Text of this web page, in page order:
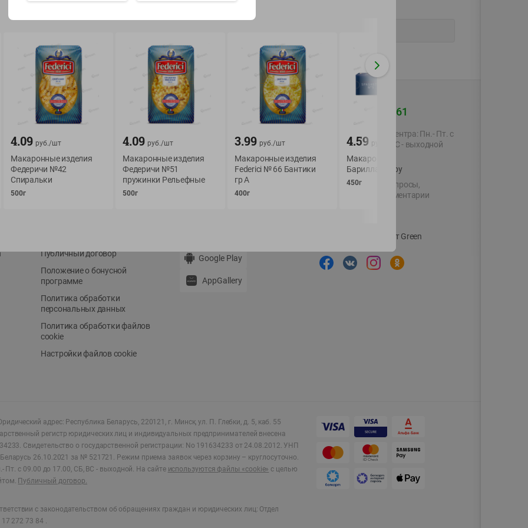
О сервисе
Возврат товара
Оформление заказа
Публичный договор
Положение о бонусной
программе
Политика обработки
персональных данных
Политика обработки файлов
cookie
Настройки файлов cookie
Мой Green
Обратная связь
Google Play
AppGallery
+375 44 560-60-61
Время работы Call-центра: Пн.- Пт. с
09.00 до 17.00, СБ, ВС - выходной
shop@green-market.by
Пишите нам свои вопросы,
предложения и комментарии
Корпоративный сайт Green
адрес: Республика Беларусь, 220121, г. Минск, ул. П. Глебки, д. 5, каб. 55
регистр юридических лиц и индивидуальных предпринимателей внесена
Свидетельство о государственной регистрации: No 191634233 от 24.08.2012. УНП
26.10.2021 за № 521721. Режим приема заявок через корзину – круглосуточно.
Пт. с 09.00 до 17.00, СБ, ВС - выходной. На сайте используются файлы «cookie» с целью
Публичный договор.
с законодательством об обращениях граждан и юридических лиц: Отдел
272 73 84 .
4.09 руб./шт
Макаронные изделия
Федеричи №42
Спиральки
500г
4.09 руб./шт
Макаронные изделия
Федеричи №51
пружинки Рельефные
500г
3.99 руб./шт
Макаронные изделия
Federici № 66 Бантики
гр А
400г
4.59 руб./ шт
Макаронные изделия
Барилла Спагетти
450г